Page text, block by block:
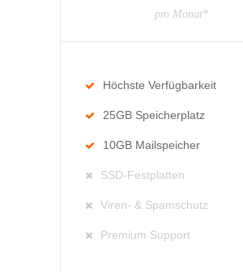
pro Monat*
Höchste Verfügbarkeit
25GB Speicherplatz
10GB Mailspeicher
SSD-Festplatten
Viren- & Spamschutz
Premium Support